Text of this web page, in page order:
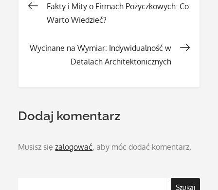
Nawigacja
Fakty i Mity o Firmach Pożyczkowych: Co
Warto Wiedzieć?
Wycinane na Wymiar: Indywidualność w
Detalach Architektonicznych
Dodaj komentarz
Musisz sięzalogować, aby móc dodać komentarz.
Szukaj